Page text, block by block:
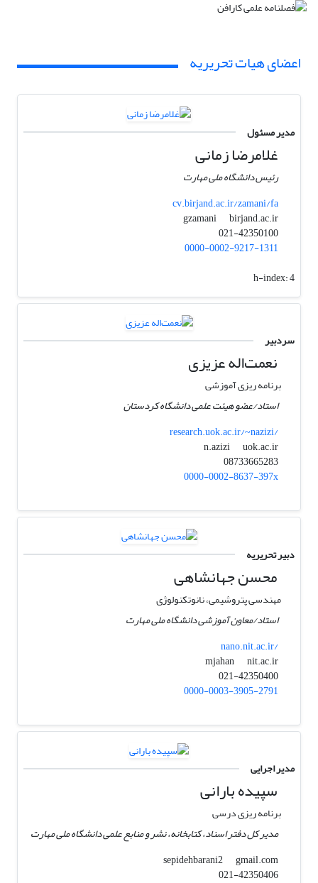
اعضای هیات تحریریه
مدیر مسئول
غلامرضا زمانی
رئیس دانشگاه ملی مهارت
cv.birjand.ac.ir/zamani/fa
gzamani
birjand.ac.ir
021-42350100
0000-0002-9217-1311
h-index:4
سردبیر
نعمت‌اله عزیزی
برنامه ریزی آموزشی
استاد/عضو هیئت علمی دانشگاه کردستان
research.uok.ac.ir/~nazizi/
n.azizi
uok.ac.ir
08733665283
0000-0002-8637-397x
دبیر تحریریه
محسن جهانشاهی
مهندسی پتروشیمی، نانوتکنولوژی
استاد/معاون آموزشی دانشگاه ملی مهارت
nano.nit.ac.ir/
mjahan
nit.ac.ir
021-42350400
0000-0003-3905-2791
مدیر اجرایی
سپیده بارانی
برنامه ریزی درسی
مدیر کل دفتر اسناد، کتابخانه، نشر و منابع علمی دانشگاه ملی مهارت
sepidehbarani2
gmail.com
021-42350406